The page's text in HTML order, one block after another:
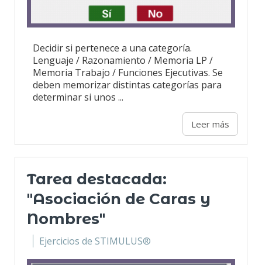
Decidir si pertenece a una categoría.
Lenguaje / Razonamiento / Memoria LP /
Memoria Trabajo / Funciones Ejecutivas. Se
deben memorizar distintas categorías para
determinar si unos ...
Leer más
Tarea destacada:
"Asociación de Caras y
Nombres"
Ejercicios de STIMULUS®